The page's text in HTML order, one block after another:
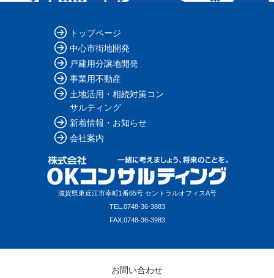
トップページ
中心市街地開発
戸建用分譲地開発
事業用不動産
土地活用・相続対策コン
サルティング
新着情報・お知らせ
会社案内
滋賀県東近江市幸町1番65号 セントラルオフィスA号
TEL. 0748-36-3883
FAX. 0748-36-3983
お問い合わせ